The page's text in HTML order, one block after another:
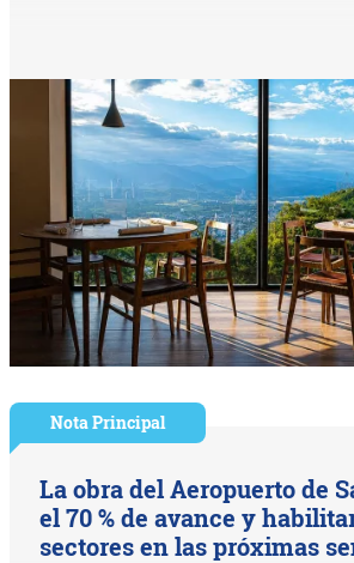
Nota Principal
La obra del Aeropuerto de
el 70 % de avance y
sectores en las próximas